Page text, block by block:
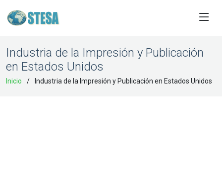
Industria de la Impresión y Publicación
en Estados Unidos
Inicio Industria de la Impresión y Publicación en Estados Unidos